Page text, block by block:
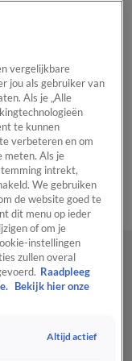
van Hart
Tip de
redactiePanelVideo's
vergelijkbare
jou als gebruiker van
Als je „Alle
te kunnen
verbeteren en om
meten. Als je
intrekt,
We gebruiken
de website goed te
dit menu op ieder
of om je
instellingen
zullen overal
Raadpleeg
Bekijk hier onze
Altijd actief